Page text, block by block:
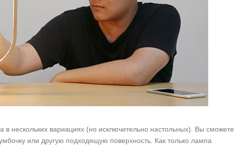
нескольких вариациях (но исключительно настольных). Вы сможете
или другую подходящую поверхность. Как только лампа